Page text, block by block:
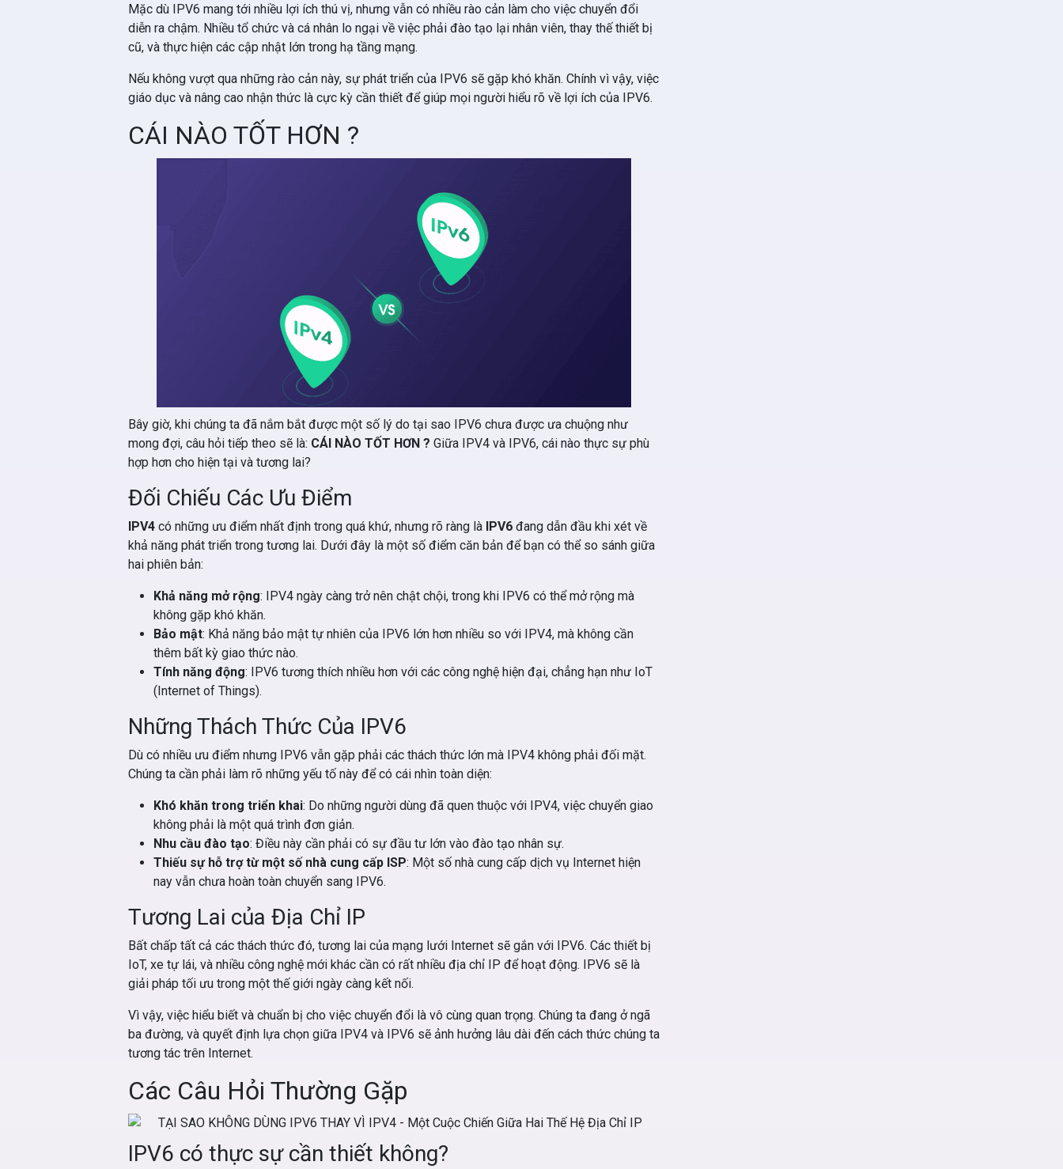
Mặc dù IPV6 mang tới nhiều lợi ích thú vị, nhưng vẫn có nhiều rào cản làm cho việc chuyển đổi
diễn ra chậm. Nhiều tổ chức và cá nhân lo ngại về việc phải đào tạo lại nhân viên, thay thế thiết bị
cũ, và thực hiện các cập nhật lớn trong hạ tầng mạng.
Nếu không vượt qua những rào cản này, sự phát triển của IPV6 sẽ gặp khó khăn. Chính vì vậy, việc
giáo dục và nâng cao nhận thức là cực kỳ cần thiết để giúp mọi người hiểu rõ về lợi ích của IPV6.
CÁI NÀO TỐT HƠN ?
Bây giờ, khi chúng ta đã nắm bắt được một số lý do tại sao IPV6 chưa được ưa chuộng như
mong đợi, câu hỏi tiếp theo sẽ là: CÁI NÀO TỐT HƠN ? Giữa IPV4 và IPV6, cái nào thực sự phù
hợp hơn cho hiện tại và tương lai?
Đối Chiếu Các Ưu Điểm
IPV4 có những ưu điểm nhất định trong quá khứ, nhưng rõ ràng là IPV6 đang dẫn đầu khi xét về
khả năng phát triển trong tương lai. Dưới đây là một số điểm căn bản để bạn có thể so sánh giữa
hai phiên bản:
Khả năng mở rộng: IPV4 ngày càng trở nên chật chội, trong khi IPV6 có thể mở rộng mà
không gặp khó khăn.
Bảo mật: Khả năng bảo mật tự nhiên của IPV6 lớn hơn nhiều so với IPV4, mà không cần
thêm bất kỳ giao thức nào.
Tính năng động: IPV6 tương thích nhiều hơn với các công nghệ hiện đại, chẳng hạn như IoT
(Internet of Things).
Những Thách Thức Của IPV6
Dù có nhiều ưu điểm nhưng IPV6 vẫn gặp phải các thách thức lớn mà IPV4 không phải đối mặt.
Chúng ta cần phải làm rõ những yếu tố này để có cái nhìn toàn diện:
Khó khăn trong triển khai: Do những người dùng đã quen thuộc với IPV4, việc chuyển giao
không phải là một quá trình đơn giản.
Nhu cầu đào tạo: Điều này cần phải có sự đầu tư lớn vào đào tạo nhân sự.
Thiếu sự hỗ trợ từ một số nhà cung cấp ISP: Một số nhà cung cấp dịch vụ Internet hiện
nay vẫn chưa hoàn toàn chuyển sang IPV6.
Tương Lai của Địa Chỉ IP
Bất chấp tất cả các thách thức đó, tương lai của mạng lưới Internet sẽ gắn với IPV6. Các thiết bị
IoT, xe tự lái, và nhiều công nghệ mới khác cần có rất nhiều địa chỉ IP để hoạt động. IPV6 sẽ là
giải pháp tối ưu trong một thế giới ngày càng kết nối.
Vì vậy, việc hiểu biết và chuẩn bị cho việc chuyển đổi là vô cùng quan trọng. Chúng ta đang ở ngã
ba đường, và quyết định lựa chọn giữa IPV4 và IPV6 sẽ ảnh hưởng lâu dài đến cách thức chúng ta
tương tác trên Internet.
Các Câu Hỏi Thường Gặp
IPV6 có thực sự cần thiết không?